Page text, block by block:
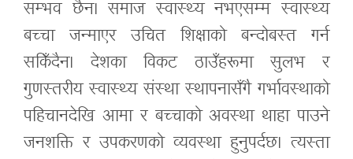
सम्भव छैन। समाज स्वास्थ्य नभएसम्म स्वास्थ्य
बच्चा जन्माएर उचित शिक्षाको बन्दोबस्त गर्न
सकिँदैन। देशका विकट ठाउँहरूमा सुलभ र
गुणस्तरीय स्वास्थ्य संस्था स्थापनासँगै गर्भावस्थाको
पहिचानदेखि आमा र बच्चाको अवस्था थाहा पाउने
जनशक्ति र उपकरणको व्यवस्था हुनुपर्दछ। त्यस्ता